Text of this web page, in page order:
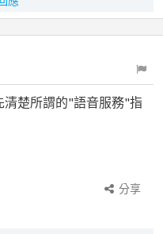
清楚所謂的"語音服務"指
分享